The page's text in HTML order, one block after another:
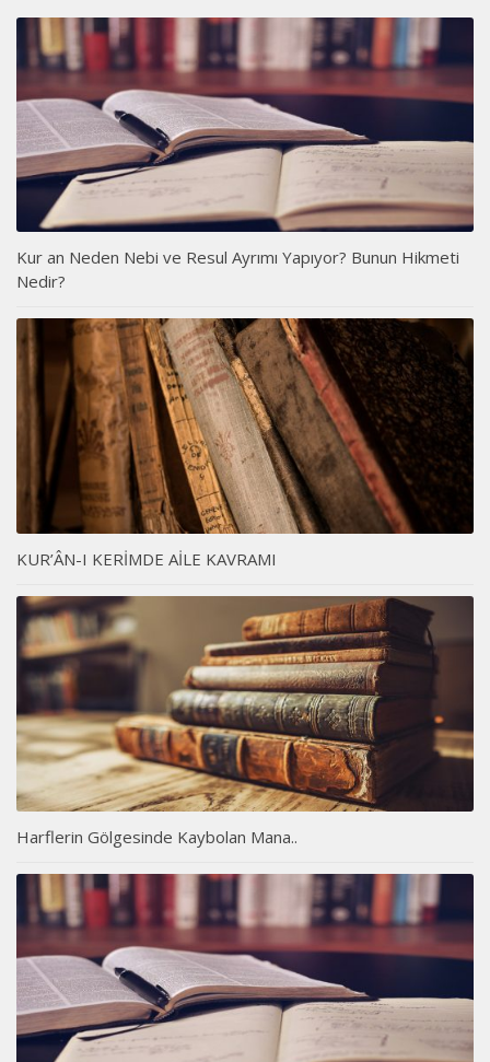
Kur an Neden Nebi ve Resul Ayrımı Yapıyor? Bunun Hikmeti
Nedir?
KUR’ÂN-I KERİMDE AİLE KAVRAMI
Harflerin Gölgesinde Kaybolan Mana..